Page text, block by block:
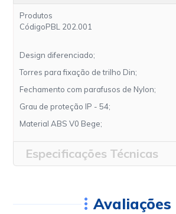
Produtos
CódigoPBL 202.001
Design diferenciado;
Torres para fixação de trilho Din;
Fechamento com parafusos de Nylon;
Grau de proteção IP - 54;
Material ABS V0 Bege;
Especificações Técnicas
Avaliações